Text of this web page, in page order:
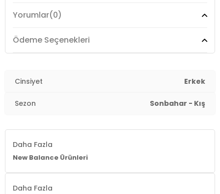
Üretim Yeri :Türkiye
Yorumlar(0)
Ödeme Seçenekleri
Cinsiyet Erkek
Sezon Sonbahar - Kış
Daha Fazla
New Balance Ürünleri
Daha Fazla